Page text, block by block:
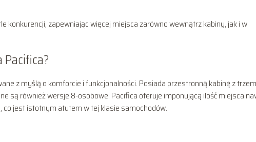
konkurencji, zapewniając więcej miejsca zarówno wewnątrz kabiny, jak i w
z myślą o komforcie i funkcjonalności. Posiada przestronną kabinę z
są również wersje 8-osobowe. Pacifica oferuje imponującą ilość miejsca
jest istotnym atutem w tej klasie samochodów.